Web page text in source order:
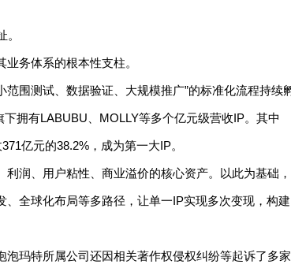
务体系的根本性支柱。
围测试、数据验证、大规模推广”的标准化流程持续
拥有LABUBU、MOLLY等多个亿元级营收IP。其中
亿元的38.2%，成为第一大IP。
润、用户粘性、商业溢价的核心资产。以此为基础，
全球化布局等多路径，让单一IP实现多次变现，构建
玛特所属公司还因相关著作权侵权纠纷等起诉了多家